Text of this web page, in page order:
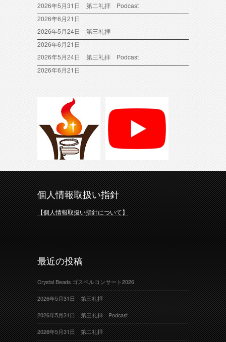
2026年5月31日 第二礼拝 Podcast
2026年6月21日
2026年5月24日 第三礼拝
2026年6月21日
2026年5月24日 第三礼拝 Podcast
2026年6月21日
個人情報取扱い指針
【個人情報取扱い指針について】
最近の投稿
Crystal Beads ゴスペルコンサート2026
2026年5月31日 第三礼拝
2026年5月31日 第三礼拝 Podcast
2026年5月31日 第二礼拝